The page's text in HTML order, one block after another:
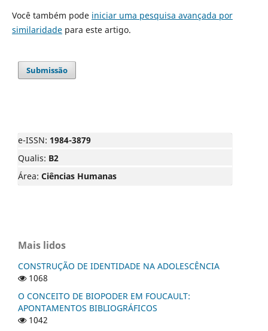
Você também pode iniciar uma pesquisa avançada por
similaridadepara este artigo.
Submissão
e-ISSN: 1984-3879
Qualis: B2
Área: Ciências Humanas
Mais lidos
CONSTRUÇÃO DE IDENTIDADE NA ADOLESCÊNCIA
1068
O CONCEITO DE BIOPODER EM FOUCAULT:
APONTAMENTOS BIBLIOGRÁFICOS
1042